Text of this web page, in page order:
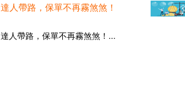
達人帶路，保單不再霧煞煞！
達人帶路，保單不再霧煞煞！...